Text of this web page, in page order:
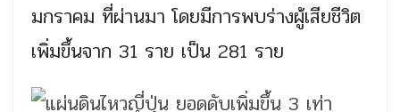
มกราคม ที่ผ่านมา โดยมีการพบร่างผู้เสียชีวิต
เพิ่มขึ้นจาก 31 ราย เป็น 281 ราย